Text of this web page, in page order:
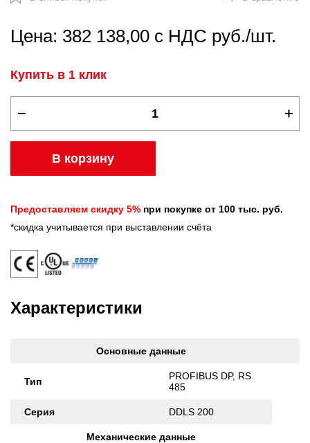
Цена: 382 138,00 с НДС руб./шт.
Купить в 1 клик
В корзину
Предоставляем скидку 5% при покупке от 100 тыс. руб.
*скидка учитывается при выставлении счёта
Характеристики
Основные данные
Тип
PROFIBUS DP, RS
485
Серия DDLS 200
Механические данные